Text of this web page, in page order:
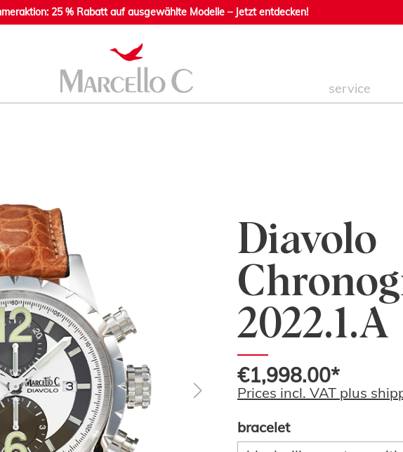
25 % Rabatt auf ausgewählte Modelle – Jetzt entdecken!
service
Diavolo
2022.1.A
€1,998.00*
Prices incl. VAT plus
bracelet